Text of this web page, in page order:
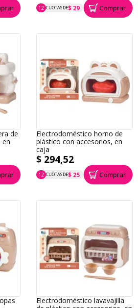
12 CUOTAS DE$ 29
P.T.F. $ 350 Comprar
de
en
Electrodoméstico horno de
plástico con accesorios, en
caja
$ 294,52
12 CUOTAS DE$ 25
P.T.F. $ 295 Comprar
Electrodoméstico lavavajilla